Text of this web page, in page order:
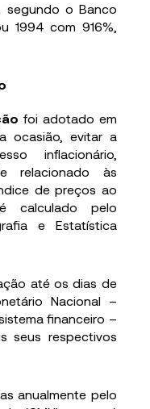
segundo o Banco
1994 com 916%,
foi adotado em
ocasião, evitar a
inflacionário,
relacionado às
de preços ao
calculado pelo
e Estatística
até os dias de
Nacional –
financeiro –
seus respectivos
anualmente pelo